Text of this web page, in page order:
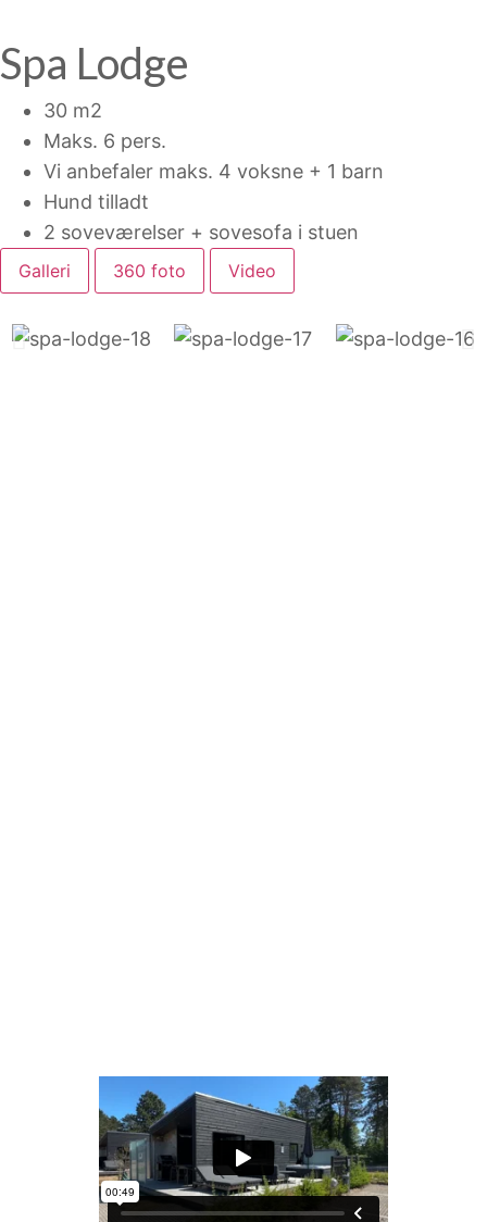
Spa Lodge
30 m2
Maks. 6 pers.
Vi anbefaler maks. 4 voksne + 1 barn
Hund tilladt
2 soveværelser + sovesofa i stuen
Galleri 360 foto Video